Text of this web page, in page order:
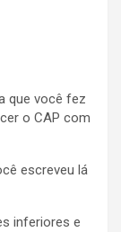
que você fez
o CAP com
escreveu lá
inferiores e